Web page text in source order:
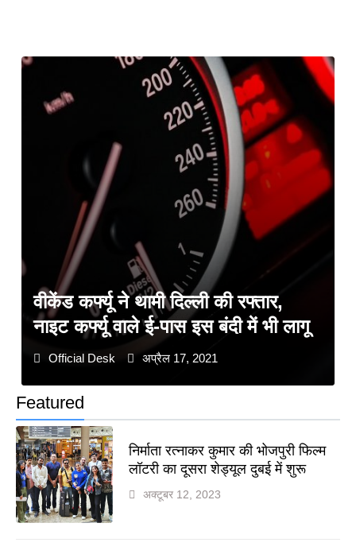
Featured
निर्माता रत्नाकर कुमार की भोजपुरी फिल्म
लॉटरी का दूसरा शेड्यूल दुबई में शुरू
अक्टूबर 12, 2023
वीकेंड कर्फ्यू ने थामी दिल्ली की रफ्तार,
नाइट कर्फ्यू वाले ई-पास इस बंदी में भी लागू
Official Desk अप्रैल 17, 2021